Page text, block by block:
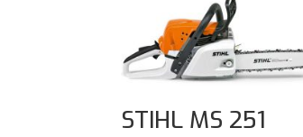
STIHL MS 251